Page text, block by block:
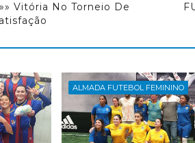
Vitória No Torneio De
ALMADA FUTEBOL FEMININO